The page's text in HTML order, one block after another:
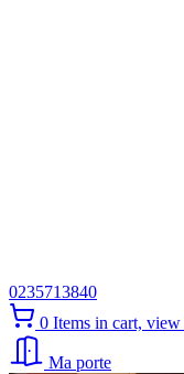
0235713840
0 Items in cart, view
Ma porte